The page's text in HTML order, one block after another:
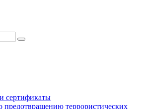
сертификаты
предотвращению террористических